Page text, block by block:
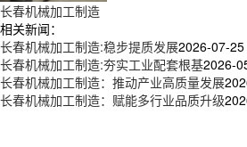
长春机械加工制造
相关新闻：
长春机械加工制造:稳步提质发展2026-07-25
长春机械加工制造:夯实工业配套根基2026-
长春机械加工制造：推动产业高质量发展
长春机械加工制造：赋能多行业品质升级